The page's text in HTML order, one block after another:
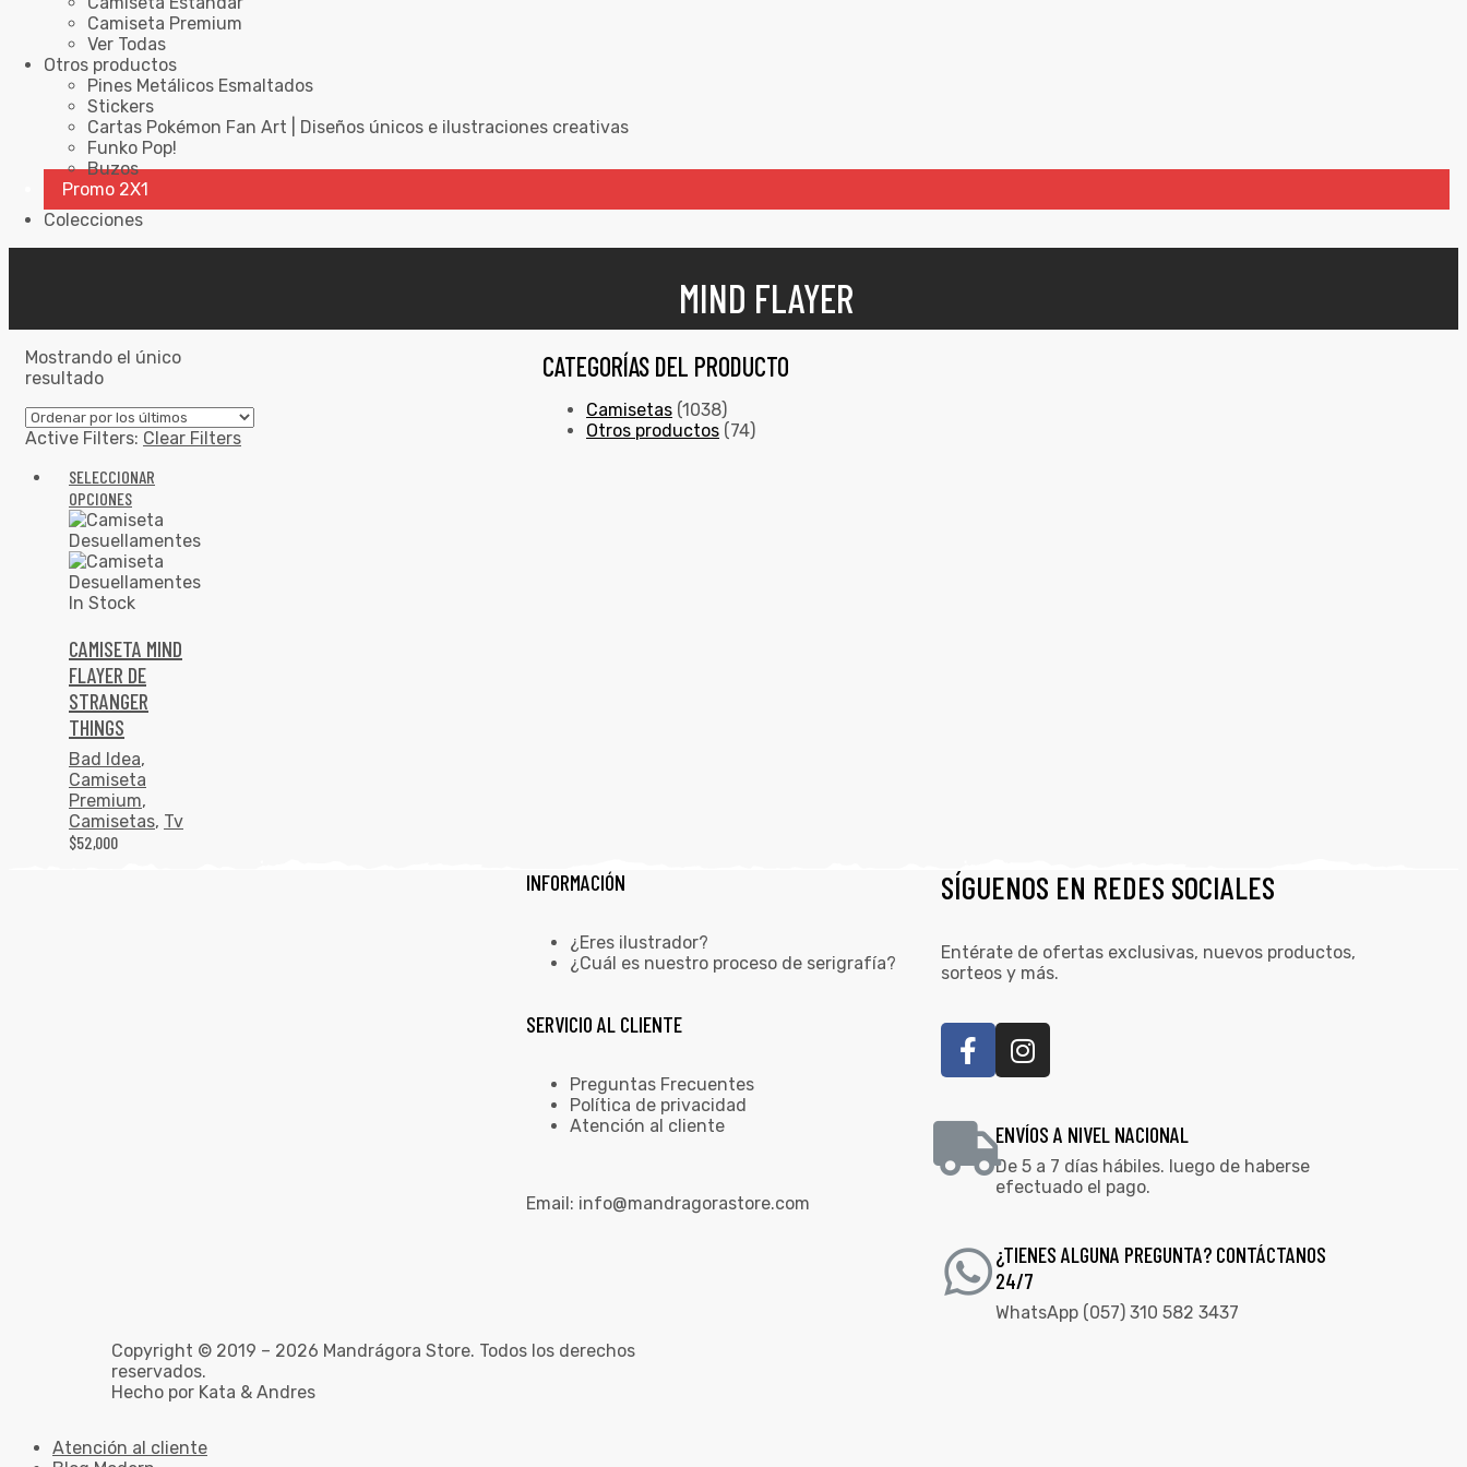
Camiseta Premium
Ver Todas
Otros productos
Pines Metálicos Esmaltados
Stickers
Cartas Pokémon Fan Art | Diseños únicos e ilustraciones creativas
Funko Pop!
Buzos
Promo 2X1
Colecciones
MIND FLAYER
Mostrando el único
resultado
Active Filters: Clear Filters
SELECCIONAR
OPCIONES
In Stock
CAMISETA MIND
FLAYER DE
STRANGER
THINGS
Bad Idea,
Camiseta
Premium,
Camisetas, Tv
$52,000
CATEGORÍAS DEL PRODUCTO
Camisetas (1038)
Otros productos (74)
INFORMACIÓN
¿Eres ilustrador?
¿Cuál es nuestro proceso de serigrafía?
SERVICIO AL CLIENTE
Preguntas Frecuentes
Política de privacidad
Atención al cliente
Email: info@mandragorastore.com
SÍGUENOS EN REDES SOCIALES
Entérate de ofertas exclusivas, nuevos productos,
sorteos y más.
ENVÍOS A NIVEL NACIONAL
De 5 a 7 días hábiles. luego de haberse
efectuado el pago.
¿TIENES ALGUNA PREGUNTA? CONTÁCTANOS
24/7
WhatsApp (057) 310 582 3437
Copyright © 2019 – 2026 Mandrágora Store. Todos los derechos
reservados.
Hecho por Kata & Andres
Atención al cliente